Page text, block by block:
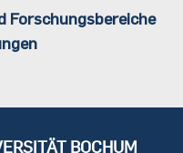
Forschungsbereiche
BOCHUM